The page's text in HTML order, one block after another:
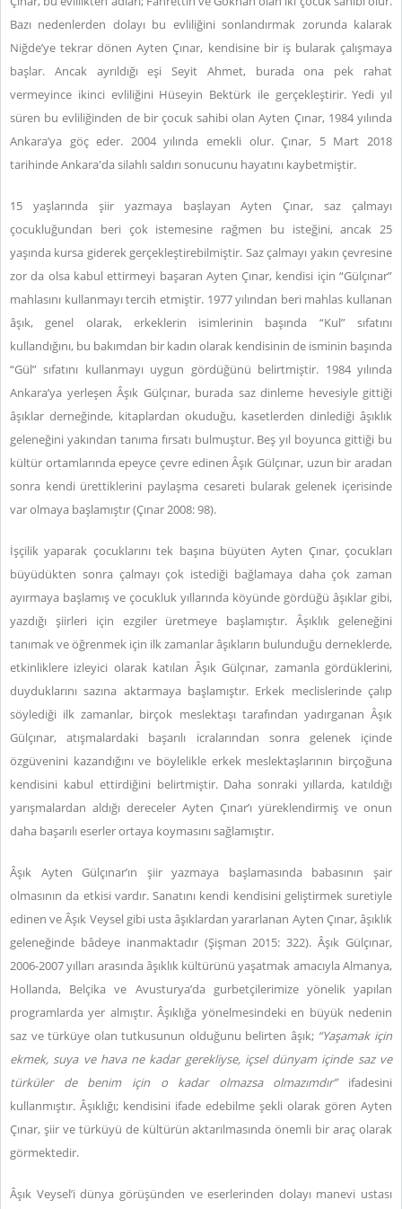
Bazı nedenlerden dolayı bu evliliğini sonlandırmak zorunda kalarak
Niğde’ye tekrar dönen Ayten Çınar, kendisine bir iş bularak çalışmaya
başlar. Ancak ayrıldığı eşi Seyit Ahmet, burada ona pek rahat
vermeyince ikinci evliliğini Hüseyin Bektürk ile gerçekleştirir. Yedi yıl
süren bu evliliğinden de bir çocuk sahibi olan Ayten Çınar, 1984 yılında
Ankara’ya göç eder. 2004 yılında emekli olur. Çınar, 5 Mart 2018
tarihinde Ankara'da silahlı saldırı sonucunu hayatını kaybetmiştir.
15 yaşlarında şiir yazmaya başlayan Ayten Çınar, saz çalmayı
çocukluğundan beri çok istemesine rağmen bu isteğini, ancak 25
yaşında kursa giderek gerçekleştirebilmiştir. Saz çalmayı yakın çevresine
zor da olsa kabul ettirmeyi başaran Ayten Çınar, kendisi için “Gülçınar”
mahlasını kullanmayı tercih etmiştir. 1977 yılından beri mahlas kullanan
âşık, genel olarak, erkeklerin isimlerinin başında “Kul” sıfatını
kullandığını, bu bakımdan bir kadın olarak kendisinin de isminin başında
“Gül” sıfatını kullanmayı uygun gördüğünü belirtmiştir. 1984 yılında
Ankara’ya yerleşen Âşık Gülçınar, burada saz dinleme hevesiyle gittiği
âşıklar derneğinde, kitaplardan okuduğu, kasetlerden dinlediği âşıklık
geleneğini yakından tanıma fırsatı bulmuştur. Beş yıl boyunca gittiği bu
kültür ortamlarında epeyce çevre edinen Âşık Gülçınar, uzun bir aradan
sonra kendi ürettiklerini paylaşma cesareti bularak gelenek içerisinde
var olmaya başlamıştır (Çınar 2008: 98).
İşçilik yaparak çocuklarını tek başına büyüten Ayten Çınar, çocukları
büyüdükten sonra çalmayı çok istediği bağlamaya daha çok zaman
ayırmaya başlamış ve çocukluk yıllarında köyünde gördüğü âşıklar gibi,
yazdığı şiirleri için ezgiler üretmeye başlamıştır. Âşıklık geleneğini
tanımak ve öğrenmek için ilk zamanlar âşıkların bulunduğu derneklerde,
etkinliklere izleyici olarak katılan Âşık Gülçınar, zamanla gördüklerini,
duyduklarını sazına aktarmaya başlamıştır. Erkek meclislerinde çalıp
söylediği ilk zamanlar, birçok meslektaşı tarafından yadırganan Âşık
Gülçınar, atışmalardaki başarılı icralarından sonra gelenek içinde
özgüvenini kazandığını ve böylelikle erkek meslektaşlarının birçoğuna
kendisini kabul ettirdiğini belirtmiştir. Daha sonraki yıllarda, katıldığı
yarışmalardan aldığı dereceler Ayten Çınar’ı yüreklendirmiş ve onun
daha başarılı eserler ortaya koymasını sağlamıştır.
Âşık Ayten Gülçınar’ın şiir yazmaya başlamasında babasının şair
olmasının da etkisi vardır. Sanatını kendi kendisini geliştirmek suretiyle
edinen ve Âşık Veysel gibi usta âşıklardan yararlanan Ayten Çınar, âşıklık
geleneğinde bâdeye inanmaktadır (Şişman 2015: 322). Âşık Gülçınar,
2006-2007 yılları arasında âşıklık kültürünü yaşatmak amacıyla Almanya,
Hollanda, Belçika ve Avusturya’da gurbetçilerimize yönelik yapılan
programlarda yer almıştır. Âşıklığa yönelmesindeki en büyük nedenin
saz ve türküye olan tutkusunun olduğunu belirten âşık; “Yaşamak için
ekmek, suya ve hava ne kadar gerekliyse, içsel dünyam içinde saz ve
türküler de benim için o kadar olmazsa olmazımdır” ifadesini
kullanmıştır. Âşıklığı; kendisini ifade edebilme şekli olarak gören Ayten
Çınar, şiir ve türküyü de kültürün aktarılmasında önemli bir araç olarak
görmektedir.
Âşık Veysel’i dünya görüşünden ve eserlerinden dolayı manevi ustası